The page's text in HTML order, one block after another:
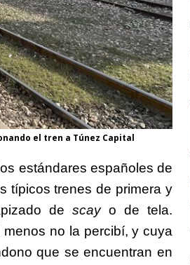
el tren a Túnez Capital
estándares españoles de
típicos trenes de primera y
descayo de tela.
no la percibí, y cuya
que se encuentran en